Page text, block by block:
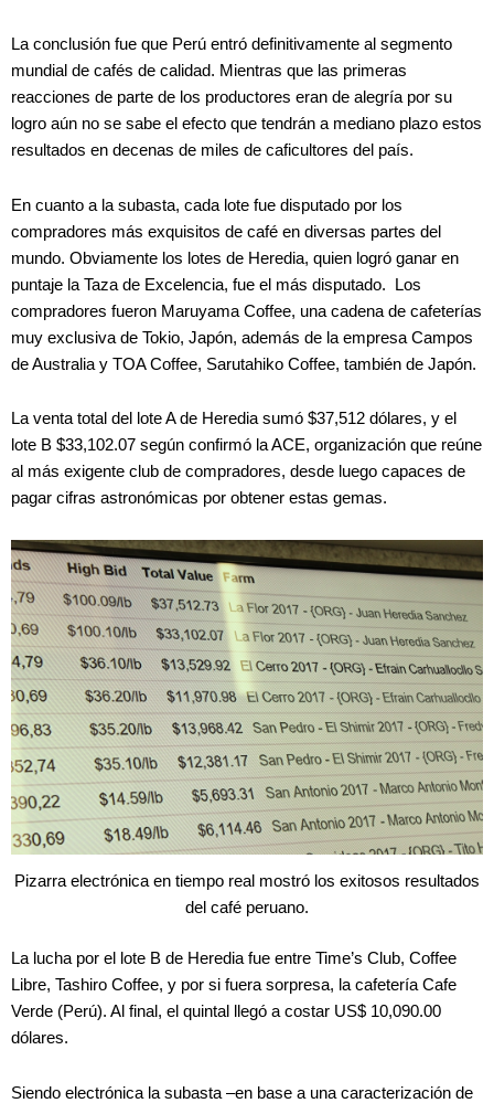
La conclusión fue que Perú entró definitivamente al segmento
mundial de cafés de calidad. Mientras que las primeras
reacciones de parte de los productores eran de alegría por su
logro aún no se sabe el efecto que tendrán a mediano plazo estos
resultados en decenas de miles de caficultores del país.
En cuanto a la subasta, cada lote fue disputado por los
compradores más exquisitos de café en diversas partes del
mundo. Obviamente los lotes de Heredia, quien logró ganar en
puntaje la Taza de Excelencia, fue el más disputado. Los
compradores fueron Maruyama Coffee, una cadena de cafeterías
muy exclusiva de Tokio, Japón, además de la empresa Campos
de Australia y TOA Coffee, Sarutahiko Coffee, también de Japón.
La venta total del lote A de Heredia sumó $37,512 dólares, y el
lote B $33,102.07 según confirmó la ACE, organización que reúne
al más exigente club de compradores, desde luego capaces de
pagar cifras astronómicas por obtener estas gemas.
Pizarra electrónica en tiempo real mostró los exitosos resultados
del café peruano.
La lucha por el lote B de Heredia fue entre Time’s Club, Coffee
Libre, Tashiro Coffee, y por si fuera sorpresa, la cafetería Cafe
Verde (Perú). Al final, el quintal llegó a costar US$ 10,090.00
dólares.
Siendo electrónica la subasta –en base a una caracterización de